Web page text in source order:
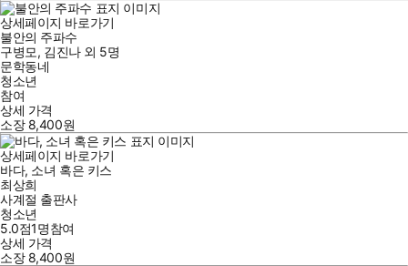
상세페이지 바로가기
불안의 주파수
구병모, 김진나외 5명
문학동네
청소년
참여
상세 가격
소장 8,400원
상세페이지 바로가기
바다, 소녀 혹은 키스
최상희
사계절 출판사
청소년
5.0점1명참여
상세 가격
소장 8,400원